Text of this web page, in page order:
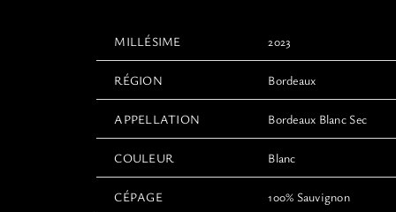
MILLÉSIME 2023
RÉGION Bordeaux
APPELLATION Bordeaux Blanc Sec
COULEUR Blanc
CÉPAGE 100% Sauvignon